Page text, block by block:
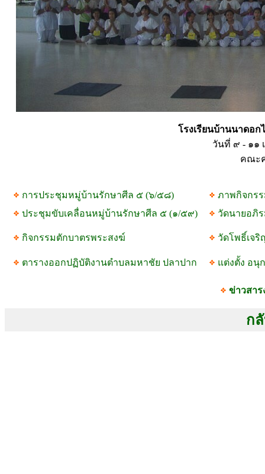
โรงเรียนบ้านนาดอก
วันที่ ๙ - ๑๑
คณะ
การประชุมหมู่บ้านรักษาศีล ๕ (๖/๕๘)
ภาพกิจกร
ประชุมขับเคลื่อนหมู่บ้านรักษาศีล ๕ (๑/๕๙)
วัดนายอภิ
กิจกรรมตักบาตรพระสงฆ์ วัดโพธิ์เจ
ตารางออกปฏิบัติงานตำบลมหาชัย ปลาปาก แต่งตั้ง อนุ
ข่าวสา
ก